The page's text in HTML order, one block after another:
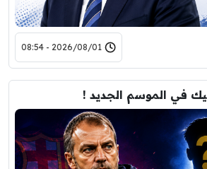
2026/08/01 - 08:54
في الموسم الجديد !